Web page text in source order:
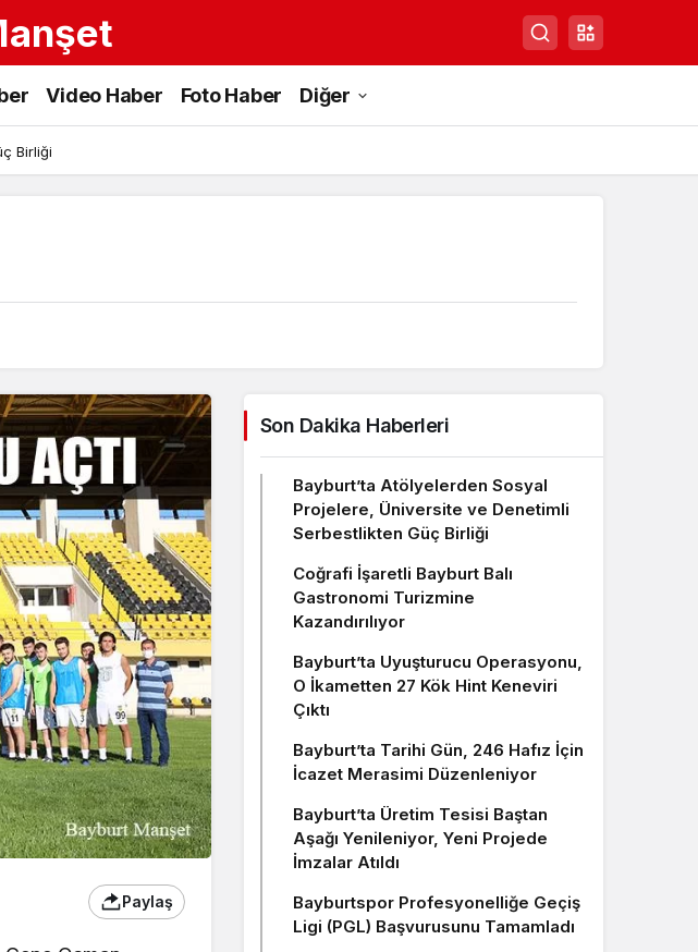
Video Haber Foto Haber Diğer
Birliği
Paylaş
Son Dakika Haberleri
Bayburt’ta Atölyelerden Sosyal
Projelere, Üniversite ve Denetimli
Serbestlikten Güç Birliği
Coğrafi İşaretli Bayburt Balı
Gastronomi Turizmine
Kazandırılıyor
Bayburt’ta Uyuşturucu Operasyonu,
O İkametten 27 Kök Hint Keneviri
Çıktı
Bayburt’ta Tarihi Gün, 246 Hafız İçin
İcazet Merasimi Düzenleniyor
Bayburt’ta Üretim Tesisi Baştan
Aşağı Yenileniyor, Yeni Projede
İmzalar Atıldı
Bayburtspor Profesyonelliğe Geçiş
Ligi (PGL) Başvurusunu Tamamladı